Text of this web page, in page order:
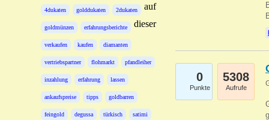
4dukaten golddukaten 2dukaten
goldmünzen erfahrungsberichte
verkaufen kaufen diamanten
vertriebspartner flohmarkt pfandleiher
inzahlung erfahrung lassen
ankaufspreise tipps goldbarren
feingold degussa türkisch satimi
auf
dieser
0
Punkte
5308
Aufrufe